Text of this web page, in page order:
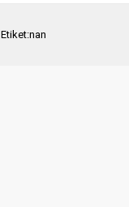
Etiket:nan